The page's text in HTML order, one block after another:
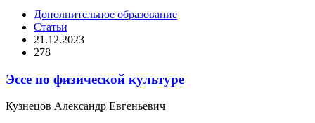
Дополнительное образование
Статьи
21.12.2023
278
Эссе по физической культуре
Кузнецов Александр Евгеньевич